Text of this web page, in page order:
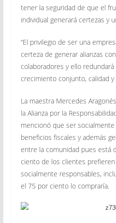
tener la seguridad de que el
individual generará certezas y
“El privilegio de ser una
certeza de generar alianzas
colaboradores y ello
crecimiento conjunto, calidad y
La maestra Mercedes
la Alianza por la
mencionó que ser
beneficios fiscales y además
entre la comunidad pues está
ciento de los clientes
socialmente responsables,
el 75 por ciento lo compraría.